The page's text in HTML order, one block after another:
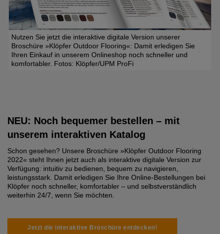
Nutzen Sie jetzt die interaktive digitale Version unserer
Broschüre »Klöpfer Outdoor Flooring«: Damit erledigen Sie
Ihren Einkauf in unserem Onlineshop noch schneller und
komfortabler. Fotos: Klöpfer/UPM ProFi
NEU: Noch bequemer bestellen – mit
unserem interaktiven Katalog
Schon gesehen? Unsere Broschüre »Klöpfer Outdoor Flooring
2022« steht Ihnen jetzt auch als interaktive digitale Version zur
Verfügung: intuitiv zu bedienen, bequem zu navigieren,
leistungsstark. Damit erledigen Sie Ihre Online-Bestellungen bei
Klöpfer noch schneller, komfortabler – und selbstverständlich
weiterhin 24/7, wenn Sie möchten.
Jetzt die interaktive Broschüre entdecken!